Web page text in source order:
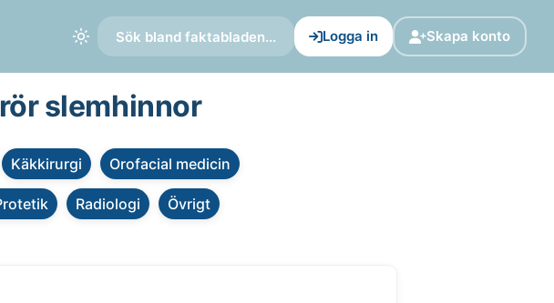
Sök bland faktabladen... Logga in Skapa konto
slemhinnor
Käkkirurgi Orofacial medicin
Radiologi Övrigt